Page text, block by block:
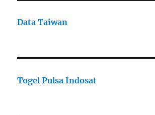
Data Taiwan
Togel Pulsa Indosat